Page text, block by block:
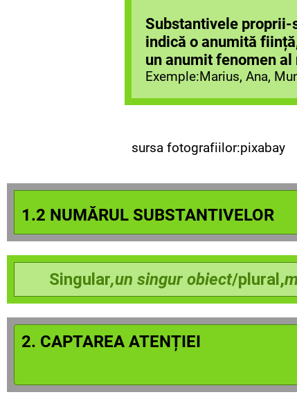
Substantivele
indică o anumită
un anumit fenomen al
Exemple:Marius, Ana,
sursa fotografiilor:pixabay
1.2 NUMĂRUL SUBSTANTIVELOR
Singular,un singur obiect/plural,
2. CAPTAREA ATENȚIEI